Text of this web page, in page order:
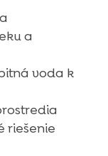
a
voda k
riešenie